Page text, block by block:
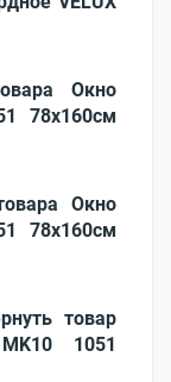
Окно
78x160см
Окно
78x160см
товар
1051